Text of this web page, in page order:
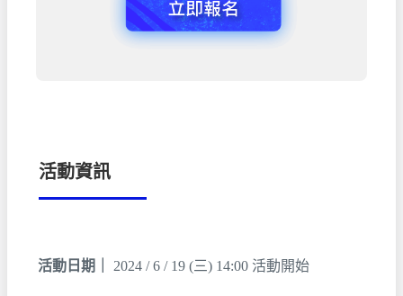
活動資訊
活動日期｜ 2024 / 6 / 19 (三) 14:00 活動開始